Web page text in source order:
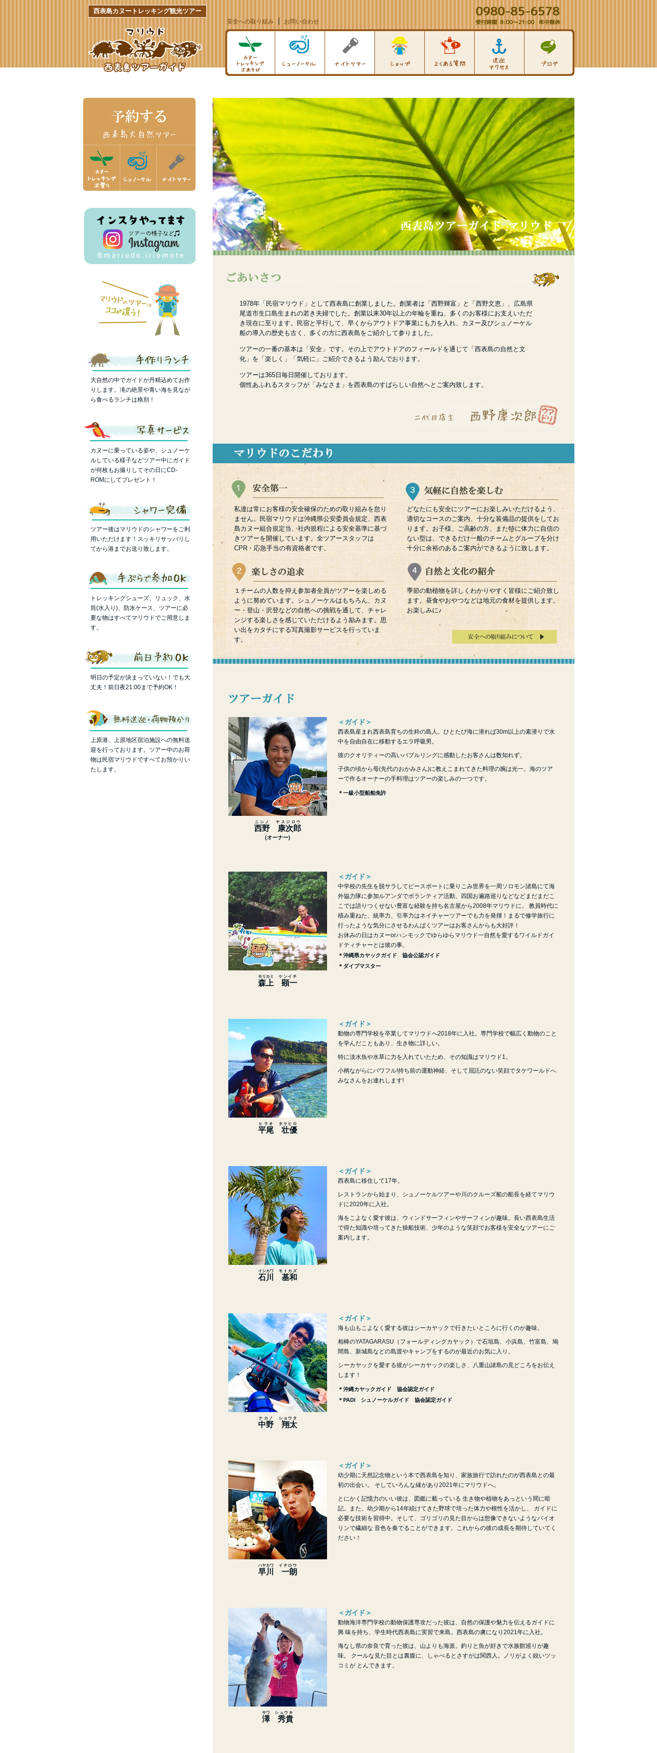
西表島カヌートレッキング観光ツアー
安全への取り組み お問い合わせ
大自然の中でガイドが丹精込めてお作
りします。滝の絶景や青い海を見なが
ら食べるランチは格別！
カヌーに乗っている姿や、シュノーケ
ルしている様子などツアー中にガイド
が何枚もお撮りしてその日にCD-
ROMにしてプレゼント！
ツアー後はマリウドのシャワーをご利
用いただけます！スッキリサッパリし
てから港までお送り致します。
トレッキングシューズ、リュック、水
筒(水入り)、防水ケース、ツアーに必
要な物はすべてマリウドでご用意しま
す。
明日の予定が決まっていない！でも大
丈夫！前日夜21:00まで予約OK！
上原港、上原地区宿泊施設への無料送
迎を行っております。ツアー中のお荷
物は民宿マリウドですべてお預かりい
たします。
1978年「民宿マリウド」として西表島に創業しました。創業者は「西野輝富」と「西野文恵」、広島県
尾道市生口島生まれの若き夫婦でした。創業以来30年以上の年輪を重ね、多くのお客様にお支えいただ
き現在に至ります。民宿と平行して、早くからアウトドア事業にも力を入れ、カヌー及びシュノーケル
船の導入の歴史も古く、多くの方に西表島をご紹介して参りました。
ツアーの一番の基本は「安全」です。その上でアウトドアのフィールドを通じて「西表島の自然と文
化」を「楽しく」「気軽に」ご紹介できるよう励んでおります。
ツアーは365日毎日開催しております。
個性あふれるスタッフが「みなさま」を西表島のすばらしい自然へとご案内致します。
私達は常にお客様の安全確保のための取り組みを怠り
ません。民宿マリウドは沖縄県公安委員会規定、西表
島カヌー組合規定当、社内規程による安全基準に基づ
きツアーを開催しています。全ツアースタッフは
CPR・応急手当の有資格者です。
１チームの人数を抑え参加者全員がツアーを楽しめる
ように努めています。シュノーケルはもちろん、カヌ
ー・登山・沢登などの自然への挑戦を通して、チャレ
ンジする楽しさを感じていただけるよう励みます。思
い出をカタチにする写真撮影サービスを行っていま
す。
どなたにも安全にツアーにお楽しみいただけるよう、
適切なコースのご案内、十分な装備品の提供をしてお
ります。お子様、ご高齢の方、また特に体力に自信の
ない型は、できるだけ一般のチームとグループを分け
十分に余裕のあるご案内ができるように致します。
季節の動植物を詳しくわかりやすく皆様にご紹介致し
ます。昼食やおやつなどは地元の食材を提供します。
お楽しみに♪
西野
ニシノ
康次郎
ヤスジロウ
(オーナー)
＜ガイド＞
西表島産まれ西表島育ちの生粋の島人。ひとたび海に潜れば30m以上の素潜りで水
中を自由自在に移動するエラ呼吸男。
彼のクオリティーの高いバブルリングに感動したお客さんは数知れず。
子供の頃から母(先代のおかみさん)に教えこまれてきた料理の腕は光一。海のツア
ーで作るオーナーの手料理はツアーの楽しみの一つです。
＊一級小型船舶免許
森上
モリカミ
顕一
ケンイチ
＜ガイド＞
中学校の先生を脱サラしてピースボートに乗りこみ世界を一周ソロモン諸島にて海
外協力隊に参加ルアンダでボランティア活動、四国お遍路巡りなどなどまだまだこ
こでは語りつくせない豊富な経験を持ち名古屋から2008年マリウドに。 教員時代に
積み重ねた、統率力、引率力はネイチャーツアーでも力を発揮！まるで修学旅行に
行ったような気分にさせるわんぱくツアーはお客さんからも大好評！
お休みの日はカヌーorハンモックでゆらゆらマリウド一自然を愛するワイルドガイ
ドティチャーとは彼の事。
＊沖縄県カヤックガイド 協会公認ガイド
＊ダイブマスター
平尾
ヒラオ
壮優
タケヒロ
＜ガイド＞
動物の専門学校を卒業してマリウドへ2018年に入社。専門学校で幅広く動物のこと
を学んだこともあり、生き物に詳しい。
特に淡水魚や水草に力を入れていたため、その知識はマリウド1。
小柄ながらにパワフル!持ち前の運動神経、そして屈託のない笑顔でタケワールドへ
みなさんをお連れします!
石川
イシカワ
基和
モトカズ
＜ガイド＞
西表島に移住して17年。
レストランから始まり、シュノーケルツアーや川のクルーズ船の船長を経てマリウ
ドに2020年に入社。
海をこよなく愛す彼は、ウィンドサーフィンやサーフィンが趣味。長い西表島生活
で得た知識や培ってきた操船技術、少年のような笑顔でお客様を安全なツアーにご
案内します。
中野
ナカノ
翔太
ショウタ
＜ガイド＞
海も山もこよなく愛する彼はシーカヤックで行きたいところに行くのが趣味。
相棒のYATAGARASU（フォールディングカヤック）で石垣島、小浜島、竹富島、鳩
間島、新城島などの島渡やキャンプをするのが最近のお気に入り。
シーカヤックを愛する彼がシーカヤックの楽しさ、八重山諸島の見どころをお伝え
します！
＊沖縄カヤックガイド 協会認定ガイド
＊PADI シュノーケルガイド 協会認定ガイド
早川
ハヤカワ
一朗
イチロウ
＜ガイド＞
幼少期に天然記念物という本で西表島を知り、家族旅行で訪れたのが西表島との最
初の出会い。 そしていろんな縁があり2021年にマリウドへ。
とにかく記憶力のいい彼は、図鑑に載っている 生き物や植物をあっという間に暗
記。また、幼少期から14年続けてきた野球で培った体力や根性を活かし、 ガイドに
必要な技術を習得中。そして、ゴリゴリの見た目からは想像できないようなバイオ
リンで繊細な 音色を奏でることができます。これからの彼の成長を期待していてく
ださい！
澤
サワ
秀貴
シュウキ
＜ガイド＞
動物海洋専門学校の動物保護専攻だった彼は、自然の保護や魅力を伝えるガイドに
興 味を持ち、学生時代西表島に実習で来島。西表島の虜になり2021年に入社。
海なし県の奈良で育った彼は、山よりも海派。釣りと魚が好きで水族館巡りが趣
味。 クールな見た目とは裏腹に、しゃべるとさすがは関西人。ノリがよく鋭いツッ
コミが とんできます。